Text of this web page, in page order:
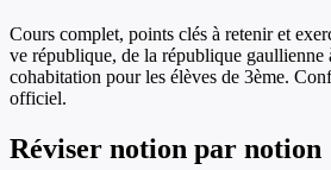
Cours complet, points clés à retenir et
ve république, de la république gaullienne
cohabitation pour les élèves de 3ème.
officiel.
Réviser notion par notion